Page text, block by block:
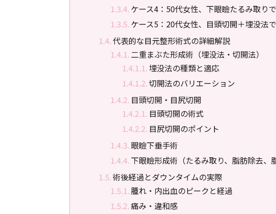
ケース4：50代女性、下眼瞼たるみ取り
ケース5：20代女性、目頭切開＋埋没法
代表的な目元整形術式の詳細解説
二重まぶた形成術（埋没法・切開法）
埋没法の種類と適応
切開法のバリエーション
目頭切開・目尻切開
目頭切開の術式
目尻切開のポイント
眼瞼下垂手術
下眼瞼形成術（たるみ取り、脂肪除去、
術後経過とダウンタイムの実際
腫れ・内出血のピークと経過
痛み・違和感